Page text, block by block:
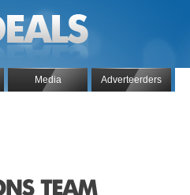
Media Adverteerders